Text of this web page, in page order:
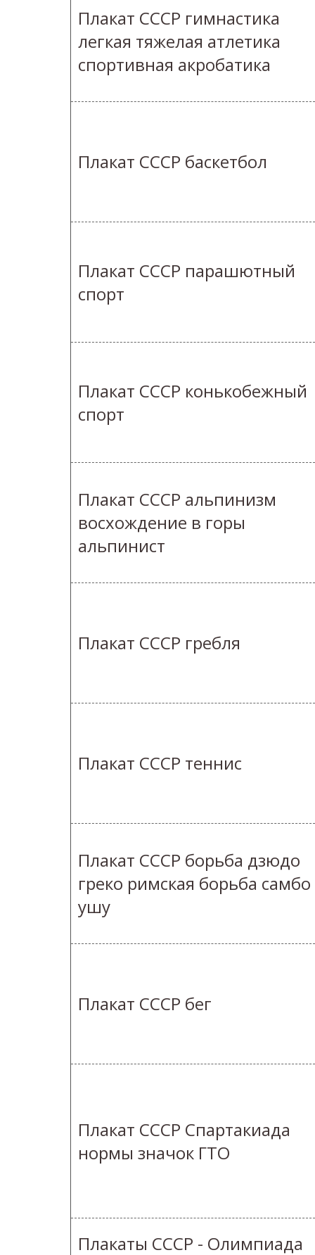
Плакат СССР гимнастика
легкая тяжелая атлетика
спортивная акробатика
Плакат СССР баскетбол
Плакат СССР парашютный
спорт
Плакат СССР конькобежный
спорт
Плакат СССР альпинизм
восхождение в горы
альпинист
Плакат СССР гребля
Плакат СССР теннис
Плакат СССР борьба дзюдо
греко римская борьба самбо
ушу
Плакат СССР бег
Плакат СССР Спартакиада
нормы значок ГТО
Плакаты СССР - Олимпиада